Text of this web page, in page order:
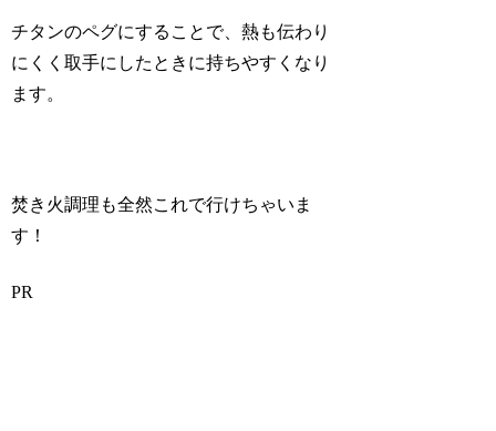
チタンのペグにすることで、熱も伝わり
にくく取手にしたときに持ちやすくなり
ます。
焚き火調理も全然これで行けちゃいま
す！
PR